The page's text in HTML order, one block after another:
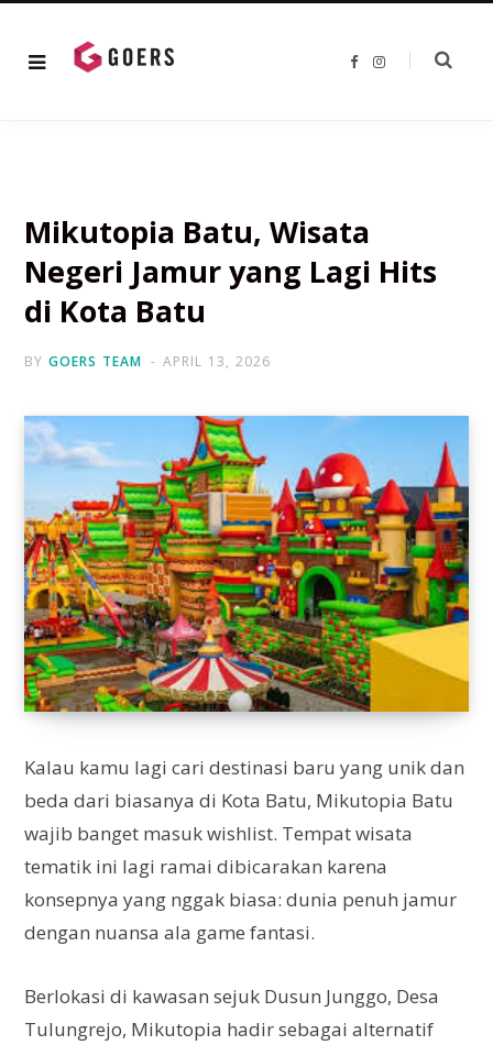
F
I
Mikutopia Batu, Wisata
Negeri Jamur yang Lagi Hits
di Kota Batu
BY GOERS TEAM APRIL 13, 2026
Kalau kamu lagi cari destinasi baru yang unik dan
beda dari biasanya di Kota Batu, Mikutopia Batu
wajib banget masuk wishlist. Tempat wisata
tematik ini lagi ramai dibicarakan karena
konsepnya yang nggak biasa: dunia penuh jamur
dengan nuansa ala game fantasi.
Berlokasi di kawasan sejuk Dusun Junggo, Desa
Tulungrejo, Mikutopia hadir sebagai alternatif